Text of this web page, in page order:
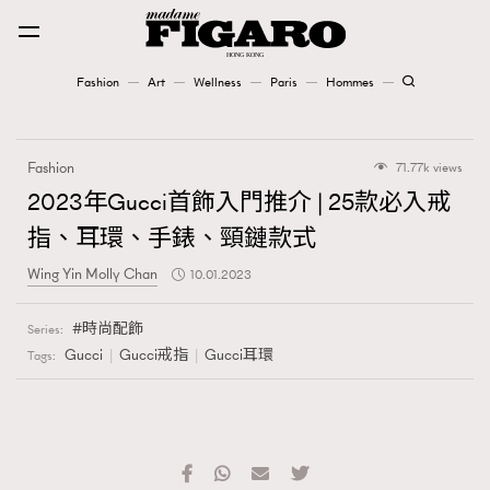
Fashion Art Wellness Paris Hommes
Art
Wellness
Paris
Karena Lam is On Our Cover
Fashion 71.77k views
2023年Gucci首飾入門推介 | 25款必入戒
指、耳環、手錶、頸鏈款式
Wing Yin Molly Chan 10.01.2023
Series: 時尚配飾
Tags: Gucci Gucci戒指 Gucci耳環